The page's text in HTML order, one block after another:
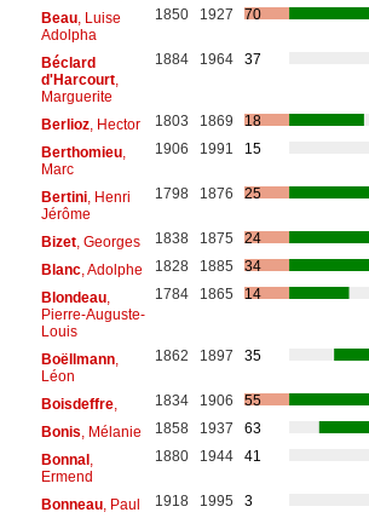
Beau, Luise
Adolpha
1850 1927 70
Béclard
d'Harcourt,
Marguerite
1884 1964 37
Berlioz, Hector 1803 1869
18
Berthomieu,
Marc
1906 1991 15
Bertini, Henri
Jérôme
1798 1876 25
Bizet, Georges 1838 1875
24
Blanc, Adolphe 1828 1885
34
Blondeau,
Pierre-Auguste-
Louis
1784 1865 14
Boëllmann,
Léon
1862 1897 35
Boisdeffre, 1834 1906
55
Bonis , Mélanie 1858 1937
63
Bonnal,
Ermend
1880 1944 41
Bonneau, Paul 1918 1995
3